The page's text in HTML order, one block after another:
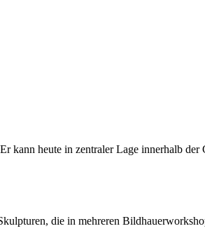
kann heute in zentraler Lage innerhalb
die in mehreren